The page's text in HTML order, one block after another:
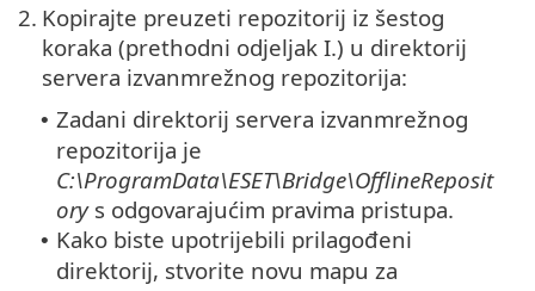
2. Kopirajte preuzeti repozitorij iz šestog
koraka (prethodni odjeljak I.) u direktorij
servera izvanmrežnog repozitorija:
• Zadani direktorij servera izvanmrežnog
repozitorija je
C:\ProgramData\ESET\Bridge\OfflineReposit
orys odgovarajućim pravima pristupa.
• Kako biste upotrijebili prilagođeni
direktorij, stvorite novu mapu za